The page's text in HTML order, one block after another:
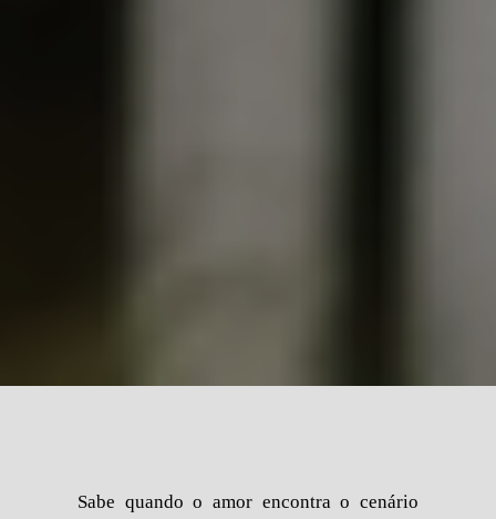
Sabe quando o amor encontra o cenário